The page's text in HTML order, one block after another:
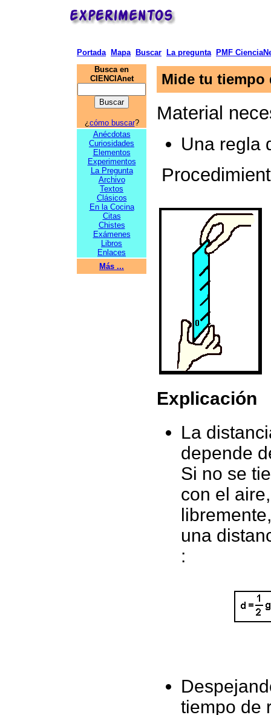
Portada Mapa Buscar La pregunta
PMF
Busca en
CIENCIAnet
¿ cómo buscar?
Anécdotas
Curiosidades
Elementos
Experimentos
La Pregunta
Archivo
Textos
Clásicos
En la Cocina
Citas
Chistes
Exámenes
Libros
Enlaces
Más ...
Mide tu tiempo
Material
Una regla
Explicación
La
depende
Si no se
con el
una
:
tiempo de